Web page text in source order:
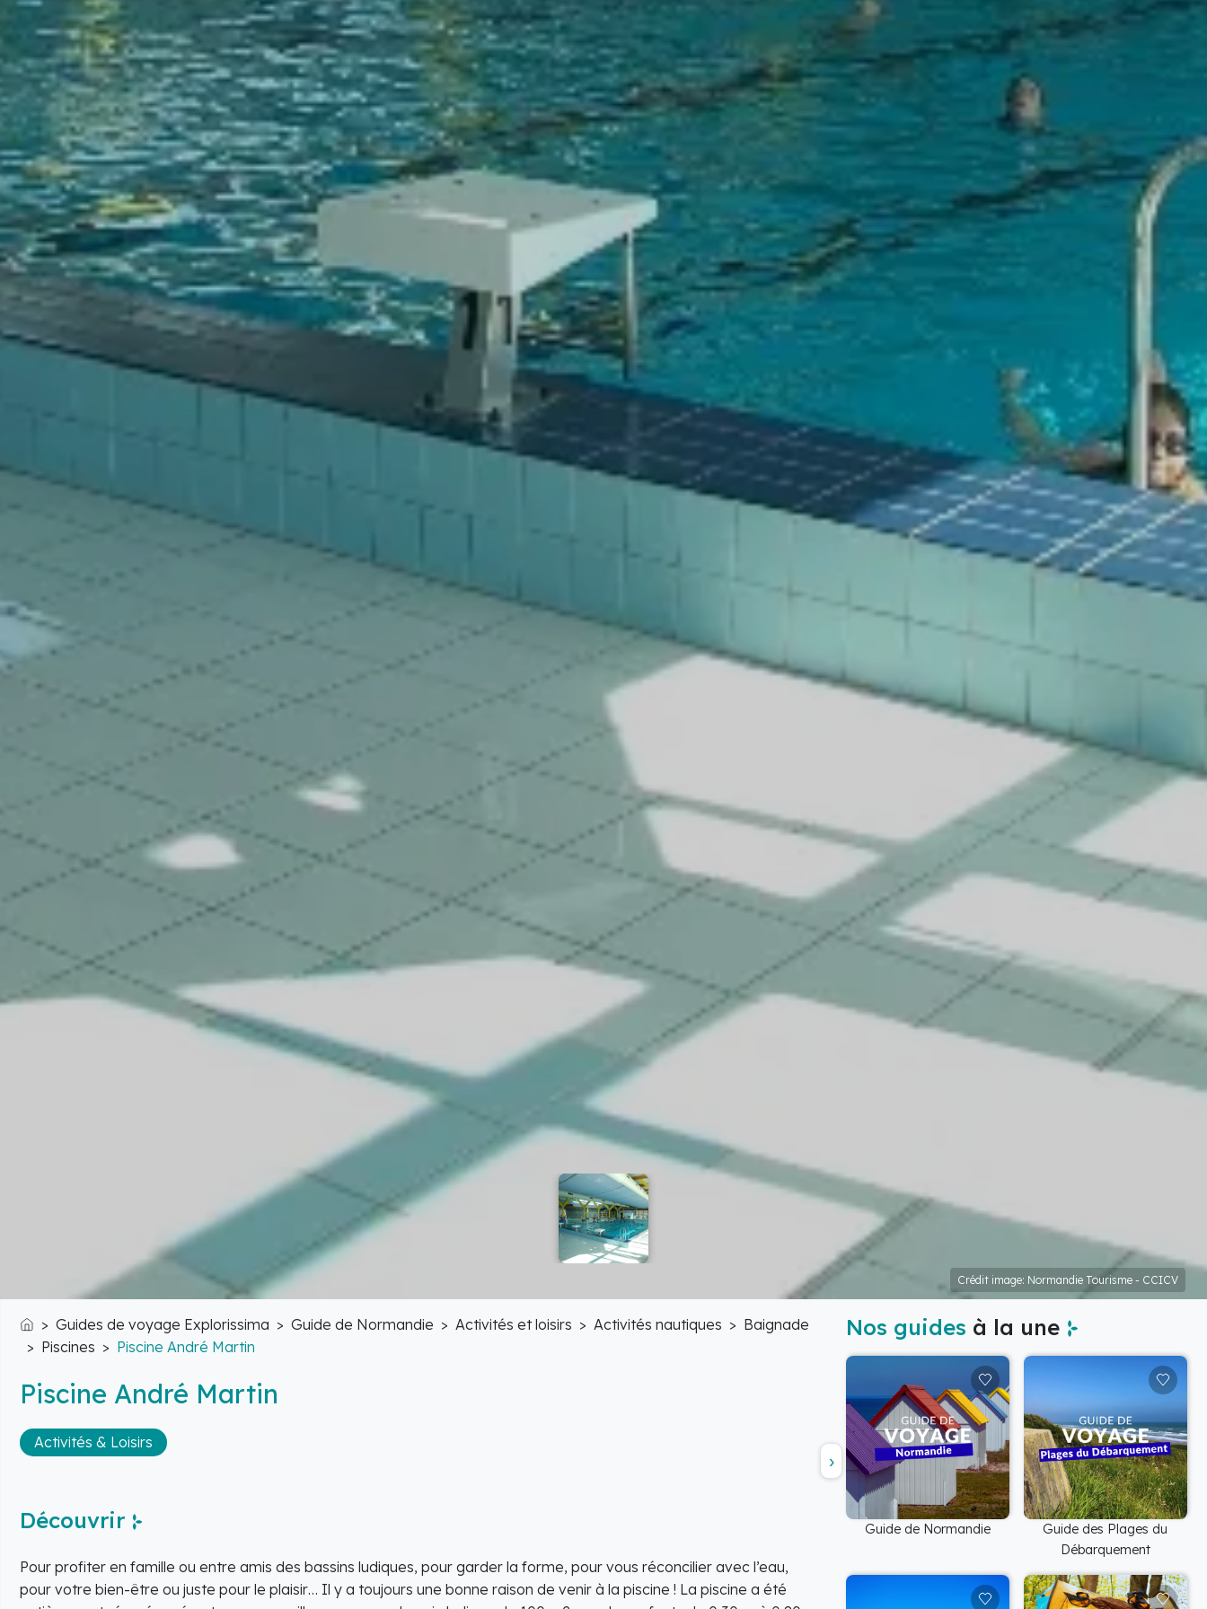
Crédit image: Normandie Tourisme - CCICV
Accueil
Guides de voyage Explorissima Guide de Normandie Activités et loisirs Activités nautiques
Baignade
Piscines
Piscine André Martin
Piscine André Martin
Activités & Loisirs
Découvrir
Pour profiter en famille ou entre amis des bassins ludiques, pour garder la forme, pour vous réconcilier avec l’eau,
pour votre bien-être ou juste pour le plaisir… Il y a toujours une bonne raison de venir à la piscine ! La piscine a été
Nos guides à la une
Guide de Normandie
Guide des Plages du
Débarquement